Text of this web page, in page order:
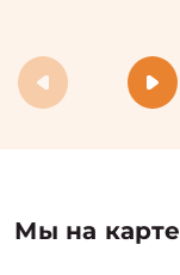
Мы на карте